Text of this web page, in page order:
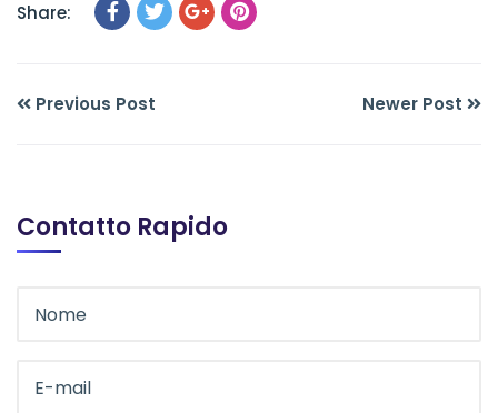
Share:
Previous Post Newer Post
Contatto Rapido